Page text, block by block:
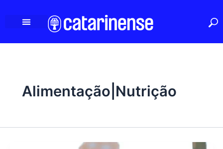
conteúdo
Alimentação|Nutrição